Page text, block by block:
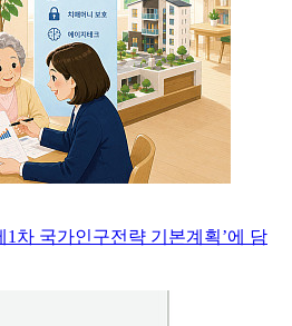
1차 국가인구전략 기본계획’에 담